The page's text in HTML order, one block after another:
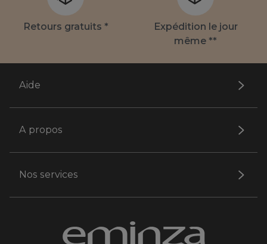
Retours gratuits *
Expédition le jour
même **
Aide
A propos
Nos services